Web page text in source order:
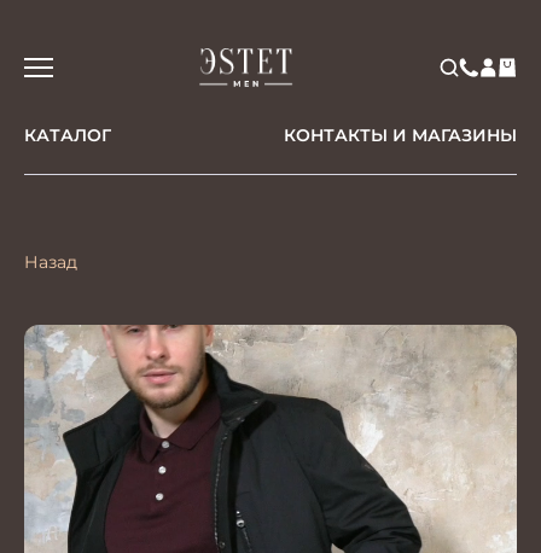
КАТАЛОГ КОНТАКТЫ И МАГАЗИНЫ
Назад